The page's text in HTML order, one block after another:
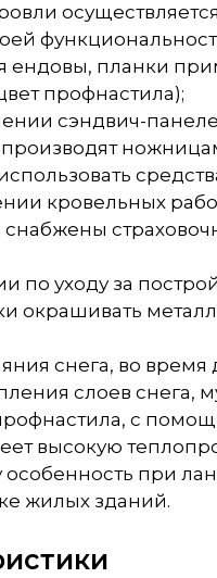
ендовы, планки
профнастила);
сэндвич-
производят
кровельных
по уходу за
окрашивать
снега, во
слоев снега,
с
высокую
особенность при
жилых зданий.